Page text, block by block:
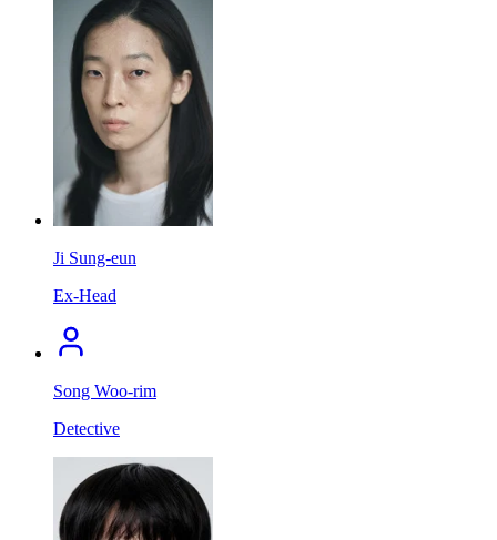
Ji Sung-eun
Ex-Head
Song Woo-rim
Detective